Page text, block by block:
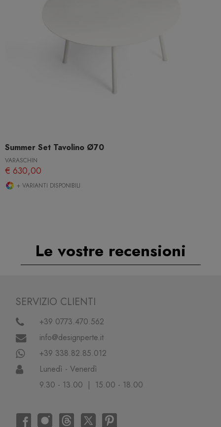
Summer Set Tavolino Ø70
VARASCHIN
€ 630,00
+ VARIANTI DISPONIBILI
Le vostre recensioni
SERVIZIO CLIENTI
+39 0773.470.562
info@designperte.it
+39 338.82.85.012
Lunedì - Venerdì
9.30 - 13.00 | 15.00 - 18.00